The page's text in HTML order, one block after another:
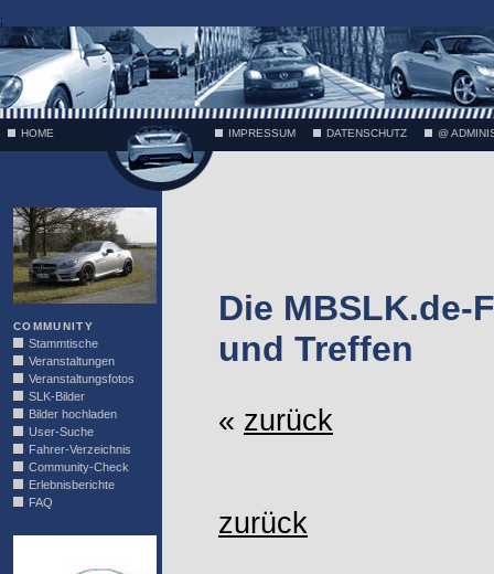
;
HOME IMPRESSUM DATENSCHUTZ @
COMMUNITY
Stammtische
Veranstaltungen
Veranstaltungsfotos
SLK-Bilder
Bilder hochladen
User-Suche
Fahrer-Verzeichnis
Community-Check
Erlebnisberichte
FAQ
Die MBSLK.de-
und Treffen
« zurück
zurück